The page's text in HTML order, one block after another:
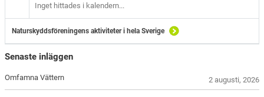
Inget hittades i kalendern...
Naturskyddsföreningens aktiviteter i hela Sverige
Senaste inläggen
Omfamna Vättern 2 augusti, 2026